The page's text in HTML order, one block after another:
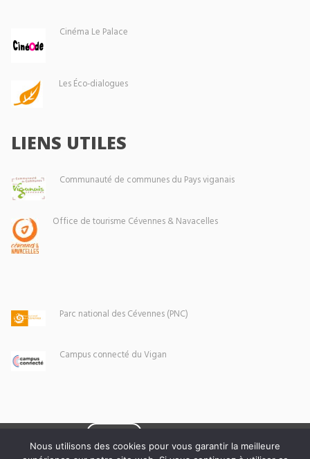
Cinéma Le Palace
Les Éco-dialogues
LIENS UTILES
Communauté de communes du Pays viganais
Office de tourisme Cévennes & Navacelles
Parc national des Cévennes (PNC)
Campus connecté du Vigan
Nous utilisons des cookies pour vous garantir la meilleure